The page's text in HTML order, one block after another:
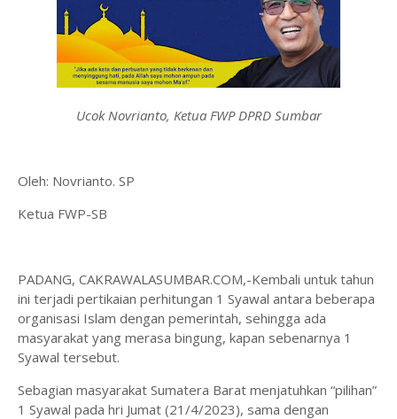
Ucok Novrianto, Ketua FWP DPRD Sumbar
Oleh: Novrianto. SP
Ketua FWP-SB
PADANG, CAKRAWALASUMBAR.COM,-Kembali untuk tahun
ini terjadi pertikaian perhitungan 1 Syawal antara beberapa
organisasi Islam dengan pemerintah, sehingga ada
masyarakat yang merasa bingung, kapan sebenarnya 1
Syawal tersebut.
Sebagian masyarakat Sumatera Barat menjatuhkan “pilihan”
1 Syawal pada hri Jumat (21/4/2023), sama dengan